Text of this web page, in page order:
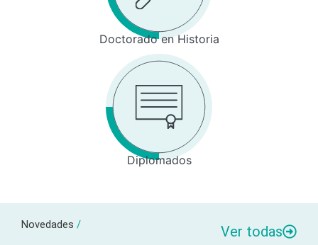
Doctorado en Historia
Diplomados
Novedades / Ver todas